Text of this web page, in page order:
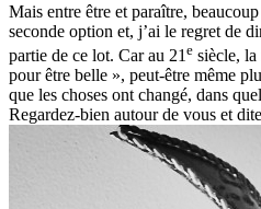
Mais entre être et paraître,
seconde option et, j’ai le regret de
partie de ce lot. Car au 21 e siècle,
pour être belle », peut-être même
que les choses ont changé, dans
Regardez-bien autour de vous et